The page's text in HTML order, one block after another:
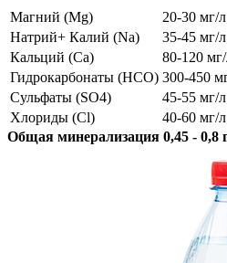
Магний (Mg)
20-30 мг/
Натрий+ Калий (Na)
35-45 мг/
Кальций (Ca)
80-120
Гидрокарбонаты (HCO) 300-450
Сульфаты (SO4)
45-55 мг/
Хлориды (Cl)
40-60 мг/
Общая минерализация 0,45 - 0,8